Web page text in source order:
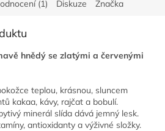
(1) Diskuze Značka
hnědý se zlatými a červenými
teplou, krásnou, sluncem
kakaa, kávy, rajčat a bobulí.
minerál slída dává jemný lesk.
antioxidanty a výživné složky.